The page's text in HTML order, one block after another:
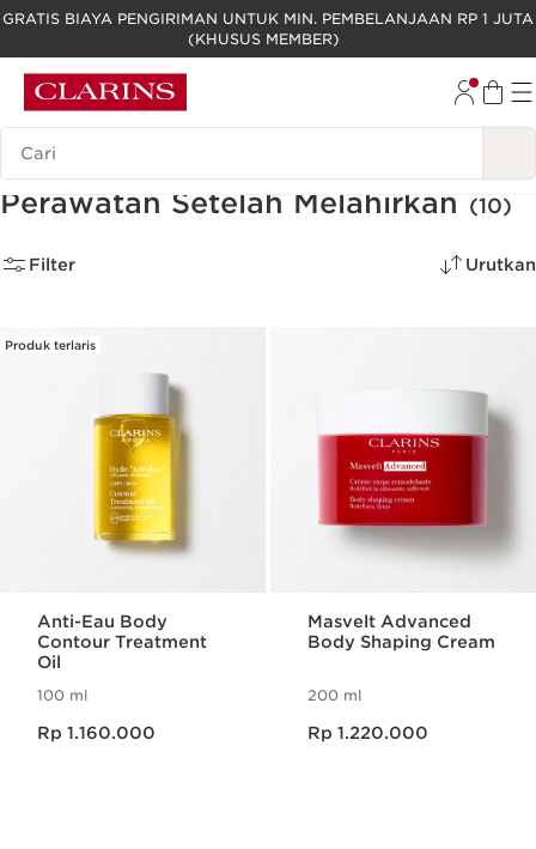
LEWATI KE KONTEN
GO TO FOOTER
GRATIS BIAYA PENGIRIMAN UNTUK MIN. PEMBELANJAAN RP 1 JUTA
(KHUSUS MEMBER)
Legenda Pencarian
Perawatan Setelah Melahirkan (10)
Filter Urutkan
Produk terlaris
Anti-Eau Body
Contour Treatment
Oil
100 ml
Rp 1.160.000
Masvelt Advanced
Body Shaping Cream
200 ml
Rp 1.220.000